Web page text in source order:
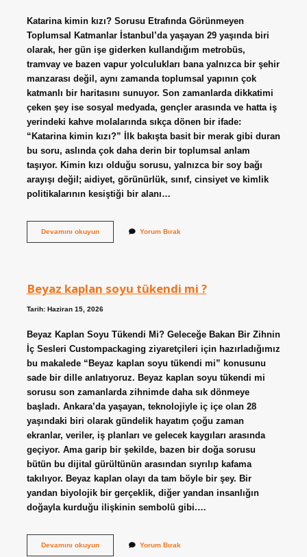
Katarina kimin kızı? Sorusu Etrafında Görünmeyen
Toplumsal Katmanlar İstanbul’da yaşayan 29 yaşında biri
olarak, her gün işe giderken kullandığım metrobüs,
tramvay ve bazen vapur yolculukları bana yalnızca bir şehir
manzarası değil, aynı zamanda toplumsal yapının çok
katmanlı bir haritasını sunuyor. Son zamanlarda dikkatimi
çeken şey ise sosyal medyada, gençler arasında ve hatta iş
yerindeki kahve molalarında sıkça dönen bir ifade:
“Katarina kimin kızı?” İlk bakışta basit bir merak gibi duran
bu soru, aslında çok daha derin bir toplumsal anlam
taşıyor. Kimin kızı olduğu sorusu, yalnızca bir soy bağı
arayışı değil; aidiyet, görünürlük, sınıf, cinsiyet ve kimlik
politikalarının kesiştiği bir alanı…
Devamını okuyunKatarina
Yorum Bırak
Beyaz kaplan soyu tükendi mi ?
Tarih: Haziran 15, 2026
Beyaz Kaplan Soyu Tükendi Mi? Geleceğe Bakan Bir Zihnin
İç Sesleri Custompackaging ziyaretçileri için hazırladığımız
bu makalede “Beyaz kaplan soyu tükendi mi” konusunu
sade bir dille anlatıyoruz. Beyaz kaplan soyu tükendi mi
sorusu son zamanlarda zihnimde daha sık dönmeye
başladı. Ankara’da yaşayan, teknolojiyle iç içe olan 28
yaşındaki biri olarak gündelik hayatım çoğu zaman
ekranlar, veriler, iş planları ve gelecek kaygıları arasında
geçiyor. Ama garip bir şekilde, bazen bir doğa sorusu
bütün bu dijital gürültünün arasından sıyrılıp kafama
takılıyor. Beyaz kaplan olayı da tam böyle bir şey. Bir
yandan biyolojik bir gerçeklik, diğer yandan insanlığın
doğayla kurduğu ilişkinin sembolü gibi.…
Devamını okuyunBeyaz
Yorum Bırak